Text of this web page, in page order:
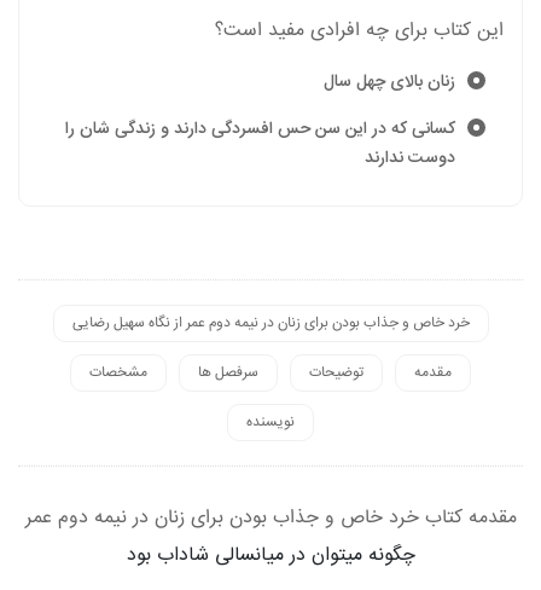
این کتاب برای چه افرادی مفید است؟
زنان بالای چهل سال
کسانی که در این سن حس افسردگی دارند و زندگی شان را
دوست ندارند
خرد خاص و جذاب بودن برای زنان در نیمه دوم عمر از نگاه سهیل رضایی
مقدمه توضیحات سرفصل ها مشخصات
نویسنده
مقدمه کتاب خرد خاص و جذاب بودن برای زنان در نیمه دوم عمر
چگونه میتوان در میانسالی شاداب بود